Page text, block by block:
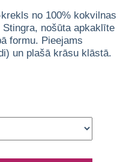
no 100% kokvilnas
nošūta apkaklīte
formu. Pieejams
un plašā krāsu klāstā.